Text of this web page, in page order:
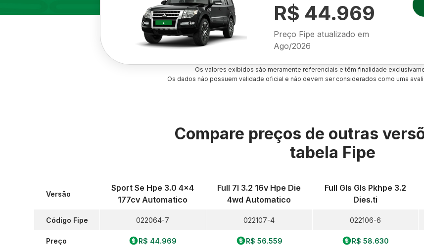
R$ 44.969
Preço Fipe atualizado em
Ago/2026
Os valores exibidos são meramente referenciais e têm finalidade
Os dados não possuem validade oficial e não devem ser considerados como uma
Compare preços de outras
tabela Fipe
Versão
Código Fipe
Preço
Sport Se Hpe 3.0 4x4
177cv Automatico
022064-7
R$ 44.969
Full 7l 3.2 16v Hpe Die
4wd Automatico
022107-4
R$ 56.559
Full Gls Gls Pkhpe 3.2
Dies.ti
022106-6
R$ 58.630